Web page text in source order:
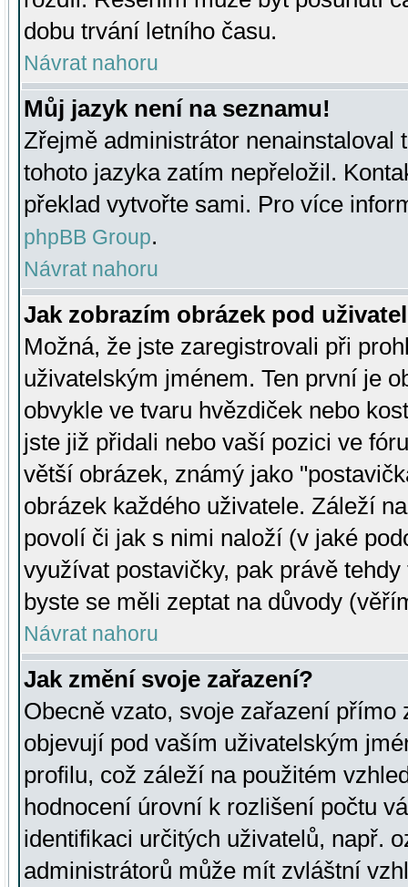
dobu trvání letního času.
Návrat nahoru
Můj jazyk není na seznamu!
Zřejmě administrátor nenainstaloval
tohoto jazyka zatím nepřeložil.
překlad vytvořte sami. Pro více
phpBB Group.
Návrat nahoru
Jak zobrazím obrázek pod
Možná, že jste zaregistrovali při
uživatelským jménem. Ten první je
obvykle ve tvaru hvězdiček nebo
jste již přidali nebo vaší pozici ve
větší obrázek, známý jako
obrázek každého uživatele. Záleží
povolí či jak s nimi naloží (v jaké
využívat postavičky, pak právě
byste se měli zeptat na důvody
Návrat nahoru
Jak změní svoje zařazení?
Obecně vzato, svoje zařazení přímo
objevují pod vaším uživatelským
profilu, což záleží na použitém
hodnocení úrovní k rozlišení počtu
identifikaci určitých uživatelů, např.
administrátorů může mít zvláštní